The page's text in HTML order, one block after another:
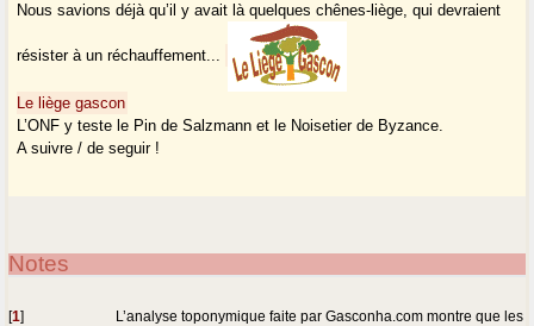
Nous savions déjà qu’il y avait là quelques chênes-liège, qui devraient
résister à un réchauffement...
Le liège gascon
L’ONF y teste le Pin de Salzmann et le Noisetier de Byzance.
A suivre / de seguir !
Notes
[1]
L’analyse toponymique faite par Gasconha.com montre que les